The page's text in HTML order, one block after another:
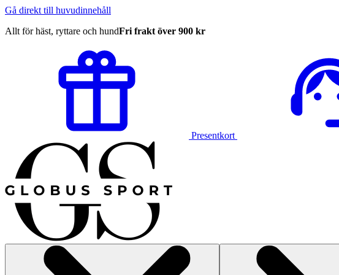
Gå direkt till huvudinnehåll
Allt för häst, ryttare och hundFri frakt över 900 kr
Presentkort